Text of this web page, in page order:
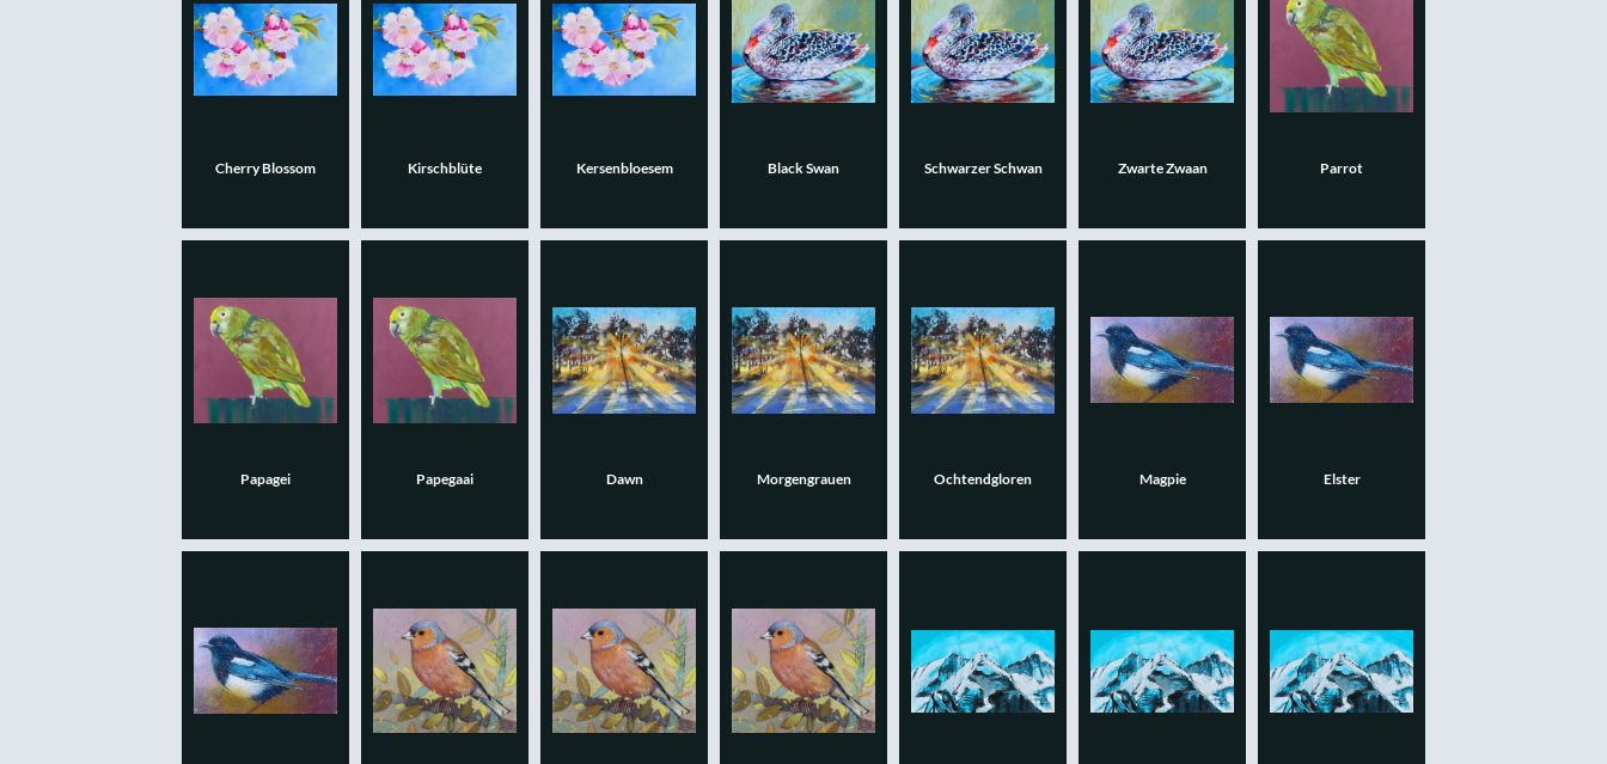
Cherry Blossom Kirschblüte Kersenbloesem Black Swan Schwarzer Schwan Zwarte Zwaan Parrot
Papagei Papegaai Dawn Morgengrauen Ochtendgloren Magpie Elster